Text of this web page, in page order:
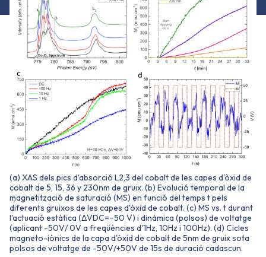
(a) XAS dels pics d'absorció L2,3 del cobalt de les capes d'òxid de
cobalt de 5, 15, 36 y 230nm de gruix. (b) Evolució temporal de la
magnetització de saturació (MS) en funció del temps t pels
diferents gruixos de les capes d'òxid de cobalt. (c) MS vs. t durant
l'actuació estàtica (ΔVDC=−50 V) i dinàmica (polsos) de voltatge
(aplicant -50V/ 0V a freqüències d'1Hz, 10Hz i 100Hz). (d) Cicles
magneto-iònics de la capa d'òxid de cobalt de 5nm de gruix sota
polsos de voltatge de -50V/+50V de 15s de duració cadascun.